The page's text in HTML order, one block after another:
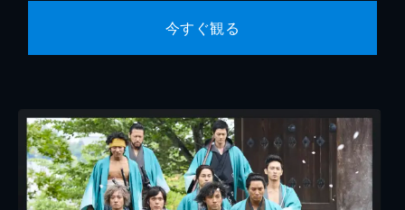
今すぐ観る